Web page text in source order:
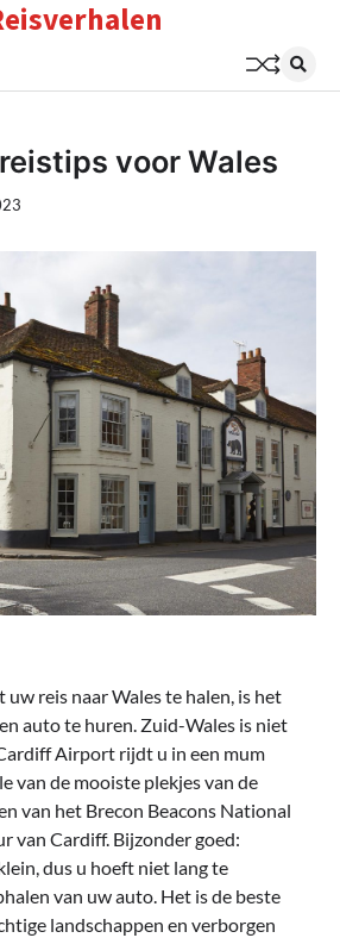
voor Wales
reis naar Wales te halen, is het
​​auto te huren. Zuid-Wales is niet
Airport rijdt u in een mum
van de mooiste plekjes van de
van het Brecon Beacons National
van Cardiff. Bijzonder goed:
dus u hoeft niet lang te
van uw auto. Het is de beste
landschappen en verborgen